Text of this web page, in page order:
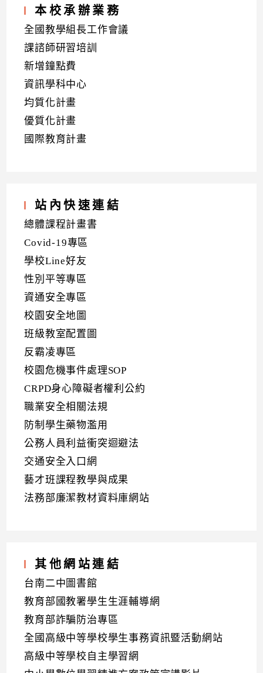
本校承辦業務
全國教學組長工作會議
課諮師研習培訓
新增鐘點費
資訊學科中心
均質化計畫
優質化計畫
國際教育計畫
站內快速連結
總體課程計畫書
Covid-19專區
學校Line好友
性別平等專區
資通安全專區
校園安全地圖
班級教室配置圖
反霸凌專區
校園危機事件處理SOP
CRPD身心障礙者權利公約
職業安全相關法規
防制學生藥物濫用
公務人員利益衝突迴避法
交通安全入口網
藝才班課程教學與成果
法務部廉潔教材資料庫網站
其他網站連結
台南二中圖書館
教育部國教署學生生涯輔導網
教育部詐騙防治專區
全國高級中等學校學生事務資訊暨活動網站
高級中等學校自主學習網